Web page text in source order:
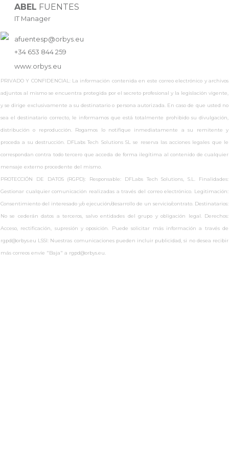
ABEL FUENTES
IT Manager
afuentesp@orbys.eu
+34 653 844 259
www.orbys.eu
PRIVADO Y CONFIDENCIAL: La información contenida en este correo electrónico y archivos
adjuntos al mismo se encuentra protegida por el secreto profesional y la legislación vigente,
y se dirige exclusivamente a su destinatario o persona autorizada. En caso de que usted no
sea el destinatario correcto, le informamos que está totalmente prohibido su divulgación,
distribución o reproducción. Rogamos lo notifique inmediatamente a su remitente y
proceda a su destrucción. DFLabs Tech Solutions SL se reserva las acciones legales que le
correspondan contra todo tercero que acceda de forma ilegítima al contenido de cualquier
mensaje externo procedente del mismo.
PROTECCIÓN DE DATOS (RGPD): Responsable: DFLabs Tech Solutions, S.L. Finalidades:
Gestionar cualquier comunicación realizadas a través del correo electrónico. Legitimación:
Consentimiento del interesado y/o ejecución/desarrollo de un servicio/contrato. Destinatarios:
No se cederán datos a terceros, salvo entidades del grupo y obligación legal. Derechos:
Acceso, rectificación, supresión y oposición. Puede solicitar más información a través de
rgpd@orbys.eu LSSI: Nuestras comunicaciones pueden incluir publicidad, si no desea recibir
más correos envíe "Baja" a rgpd@orbys.eu.